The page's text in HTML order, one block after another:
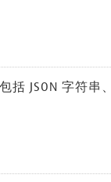
括 JSON 字符串